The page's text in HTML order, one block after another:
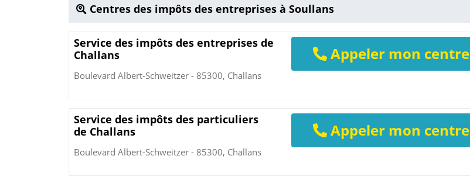
Centres des impôts des entreprises à Soullans
Service des impôts des entreprises de
Challans
Boulevard Albert-Schweitzer - 85300, Challans
Appeler mon centre
Service des impôts des particuliers
de Challans
Boulevard Albert-Schweitzer - 85300, Challans
Appeler mon centre